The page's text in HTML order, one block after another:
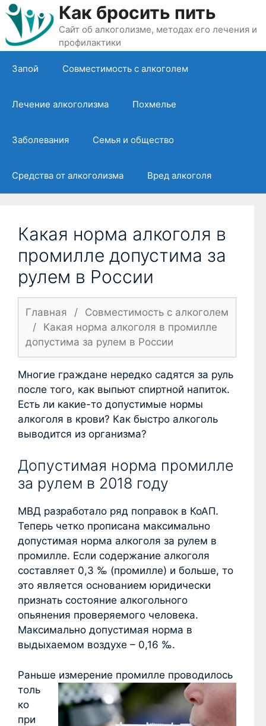
Перейти
содержимому
Как бросить пить
Сайт об алкоголизме, методах его лечения и
профилактики
Запой Совместимость с алкоголем
Лечение алкоголизма Похмелье
Заболевания Семья и общество
Средства от алкоголизма Вред алкоголя
Какая норма алкоголя в
промилле допустима за
рулем в России
Главная /
Совместимость с алкоголем
/
Какая норма алкоголя в промилле
допустима за рулем в России
Многие граждане нередко садятся за руль
после того, как выпьют спиртной напиток.
Есть ли какие-то допустимые нормы
алкоголя в крови? Как быстро алкоголь
выводится из организма?
Допустимая норма промилле
за рулем в 2018 году
МВД разработало ряд поправок в КоАП.
Теперь четко прописана максимально
допустимая норма алкоголя за рулем в
промилле. Если содержание алкоголя
составляет 0,3 ‰ (промилле) и больше, то
это является основанием юридически
признать состояние алкогольного
опьянения проверяемого человека.
Максимально допустимая норма в
выдыхаемом воздухе – 0,16 ‰.
Раньше измерение промилле проводилось
толь
ко
при